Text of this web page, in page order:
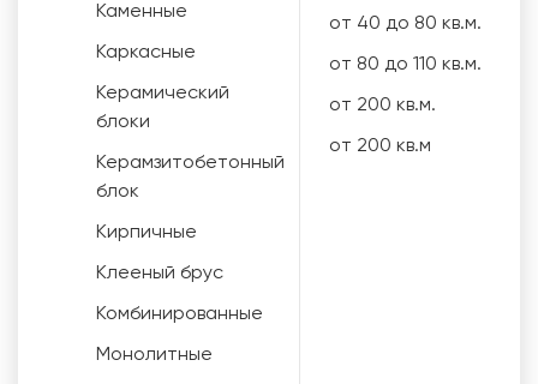
Каменные
Каркасные
Керамический
блоки
Керамзитобетонный
блок
Кирпичные
Клееный брус
Комбинированные
Монолитные
от 40 до 80 кв.м.
от 80 до 110 кв.м.
от 200 кв.м.
от 200 кв.м